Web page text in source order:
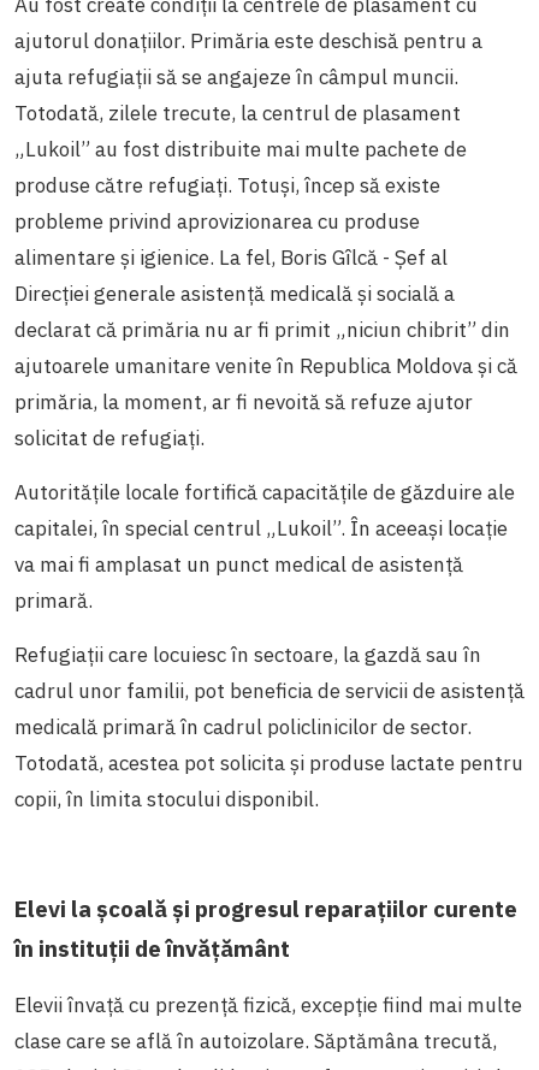
ajutorul donațiilor. Primăria este deschisă pentru a
ajuta refugiații să se angajeze în câmpul muncii.
Totodată, zilele trecute, la centrul de plasament
„Lukoil” au fost distribuite mai multe pachete de
produse către refugiați. Totuși, încep să existe
probleme privind aprovizionarea cu produse
alimentare și igienice. La fel, Boris Gîlcă - Șef al
Direcției generale asistență medicală și socială a
declarat că primăria nu ar fi primit „niciun chibrit” din
ajutoarele umanitare venite în Republica Moldova și că
primăria, la moment, ar fi nevoită să refuze ajutor
solicitat de refugiați.
Autoritățile locale fortifică capacitățile de găzduire ale
capitalei, în special centrul „Lukoil”. În aceeași locație
va mai fi amplasat un punct medical de asistență
primară.
Refugiații care locuiesc în sectoare, la gazdă sau în
cadrul unor familii, pot beneficia de servicii de asistență
medicală primară în cadrul policlinicilor de sector.
Totodată, acestea pot solicita și produse lactate pentru
copii, în limita stocului disponibil.
Elevi la școală și progresul reparațiilor curente
în instituții de învățământ
Elevii învață cu prezență fizică, excepție fiind mai multe
clase care se află în autoizolare. Săptămâna trecută,